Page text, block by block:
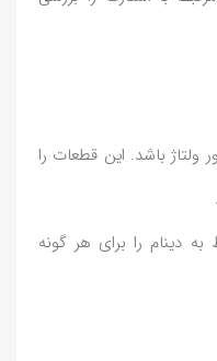
ولتاژ باشد. این قطعات را
دینام را برای هر گونه